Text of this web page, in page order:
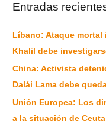
Entradas
Líbano: Ataque mortal
Khalil debe
China: Activista
Dalái Lama debe
Unión Europea: Los
a la situación de